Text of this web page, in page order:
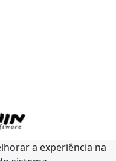
a experiência na